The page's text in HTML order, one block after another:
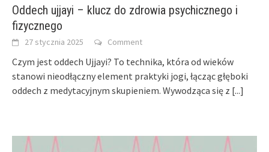
Oddech ujjayi – klucz do zdrowia psychicznego i
fizycznego
27 stycznia 2025 Comment
Czym jest oddech Ujjayi? To technika, która od wieków
stanowi nieodłączny element praktyki jogi, łącząc głęboki
oddech z medytacyjnym skupieniem. Wywodząca się z [...]